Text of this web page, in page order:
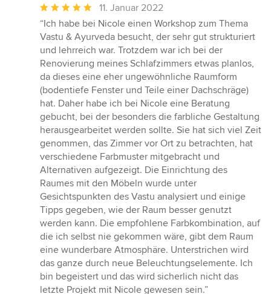
Durchschnittliche
Bewertung:
5
von
5
Sternen
11. Januar 2022
“Ich habe bei Nicole einen Workshop zum Thema
Vastu & Ayurveda besucht, der sehr gut strukturiert
und lehrreich war. Trotzdem war ich bei der
Renovierung meines Schlafzimmers etwas planlos,
da dieses eine eher ungewöhnliche Raumform
(bodentiefe Fenster und Teile einer Dachschräge)
hat. Daher habe ich bei Nicole eine Beratung
gebucht, bei der besonders die farbliche Gestaltung
herausgearbeitet werden sollte. Sie hat sich viel Zeit
genommen, das Zimmer vor Ort zu betrachten, hat
verschiedene Farbmuster mitgebracht und
Alternativen aufgezeigt. Die Einrichtung des
Raumes mit den Möbeln wurde unter
Gesichtspunkten des Vastu analysiert und einige
Tipps gegeben, wie der Raum besser genutzt
werden kann. Die empfohlene Farbkombination, auf
die ich selbst nie gekommen wäre, gibt dem Raum
eine wunderbare Atmosphäre. Unterstrichen wird
das ganze durch neue Beleuchtungselemente. Ich
bin begeistert und das wird sicherlich nicht das
letzte Projekt mit Nicole gewesen sein.”